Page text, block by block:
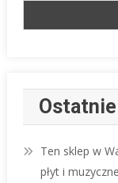
Ten sklep w
płyt i